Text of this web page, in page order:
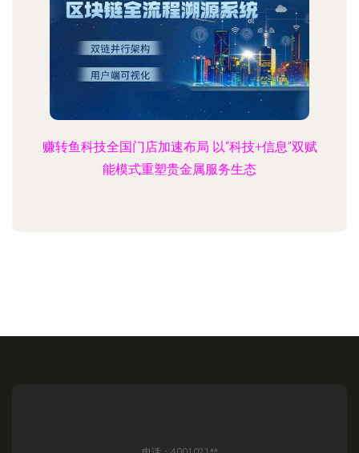
赚转鱼科技全国门店加速布局 以“科技+信息”双赋
能模式重塑贵金属服务生态